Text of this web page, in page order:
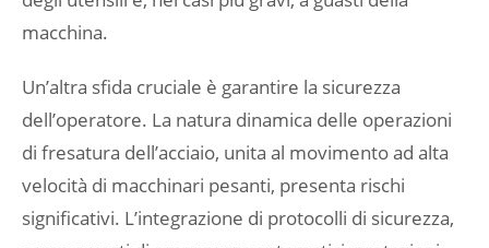
macchina.
Un’altra sfida cruciale è garantire la sicurezza
dell’operatore. La natura dinamica delle operazioni
di fresatura dell’acciaio, unita al movimento ad alta
velocità di macchinari pesanti, presenta rischi
significativi. L’integrazione di protocolli di sicurezza,